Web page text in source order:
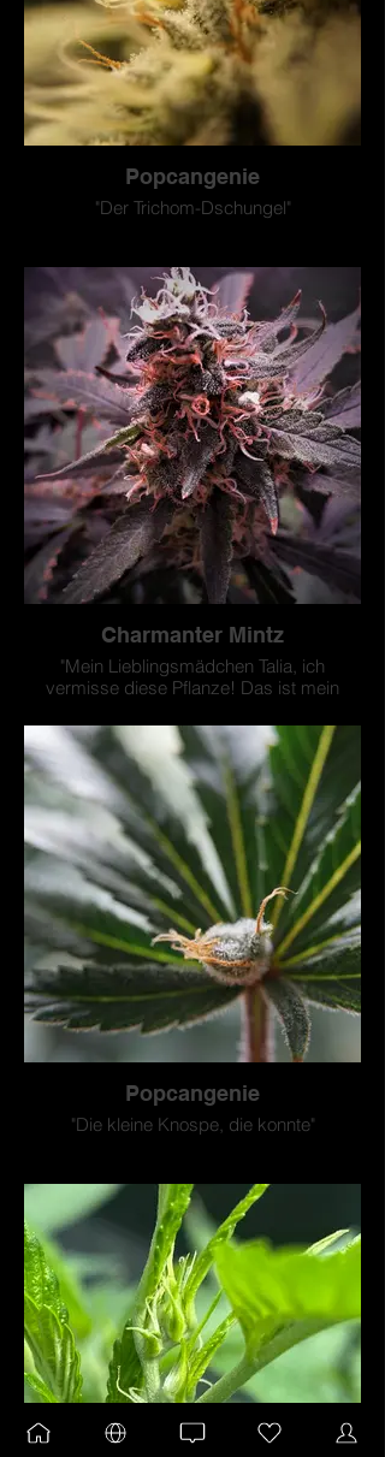
Popcangenie
"Der Trichom-Dschungel"
Charmanter Mintz
"Mein Lieblingsmädchen Talia, ich
vermisse diese Pflanze! Das ist mein
und viel Glück, ihr seid alle schön!! 💚 ❤️
💚 🥵-summer-of-dankness #TUNROCKS
#LOVEYOUALL von Dankbarkeit 🎉 🎉
#Exotic Plants & Garden 📢"
Popcangenie
"Die kleine Knospe, die konnte"